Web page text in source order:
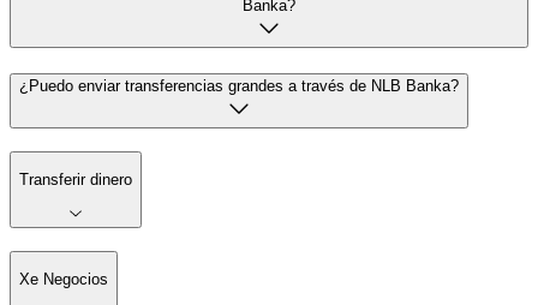
Banka?
¿Puedo enviar transferencias grandes a través de NLB Banka?
Transferir dinero
Xe Negocios